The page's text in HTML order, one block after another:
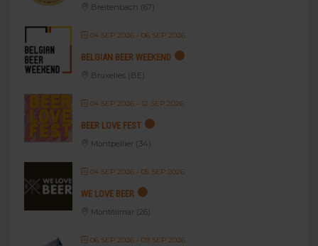
Breitenbach (67)
04 SEP 2026- 06 SEP 2026
BELGIAN BEER WEEKEND
Bruxelles (BE)
04 SEP 2026- 12 SEP 2026
BEER LOVE FEST
Montpellier (34)
04 SEP 2026- 05 SEP 2026
WE LOVE BEER
Montélimar (26)
06 SEP 2026- 09 SEP 2026